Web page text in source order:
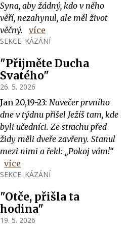
Syna, aby žádný, kdo v něho
věří, nezahynul, ale měl život
věčný.
více
SEKCE: KÁZÁNÍ
"Přijměte Ducha
Svatého"
26. 5. 2026
Jan 20,19-23:Navečer prvního
dne v týdnu přišel Ježíš tam, kde
byli učedníci. Ze strachu před
židy měli dveře zavřeny. Stanul
mezi nimi a řekl: „Pokoj vám!“
více
SEKCE: KÁZÁNÍ
"Otče, přišla ta
hodina"
19. 5. 2026